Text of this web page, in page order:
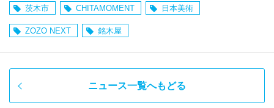
茨木市 CHITAMOMENT 日本美術
ZOZO NEXT 銘木屋
ニュース一覧へもどる